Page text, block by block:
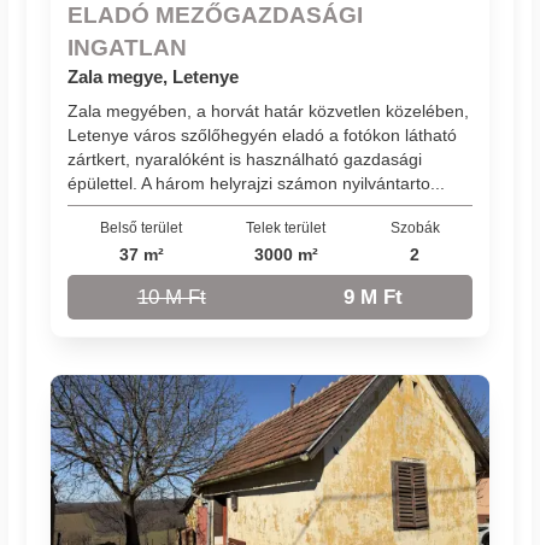
ELADÓ MEZŐGAZDASÁGI
INGATLAN
Zala megye, Letenye
Zala megyében, a horvát határ közvetlen közelében,
Letenye város szőlőhegyén eladó a fotókon látható
zártkert, nyaralóként is használható gazdasági
épülettel. A három helyrajzi számon nyilvántarto...
Belső terület
37 m²
Telek terület
3000 m²
Szobák
2
10 M Ft 9 M Ft